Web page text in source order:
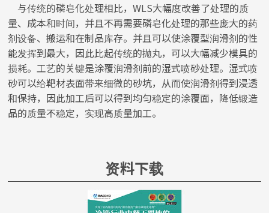
与传统的磷皂化处理相比，WLS大幅度改善了处理的质
量、成本和时间，并且不再需要磷皂化处理的那些庞大的药
剂设备、搬运和在制品库存。并且可以使涂覆型润滑剂的性
能发挥到最大，因此比起传统的抛丸，可以大幅减少模具的
损耗。工艺的关键是涂覆润滑剂前的湿式喷砂处理。湿式喷
砂可以给靶材表面带来细微的砂坑，从而使润滑剂得到浸透
和保持，因此加工后可以得到均匀稳定的涂覆面，降低锻造
品的质量不稳定，实现高质量加工。
资料下载